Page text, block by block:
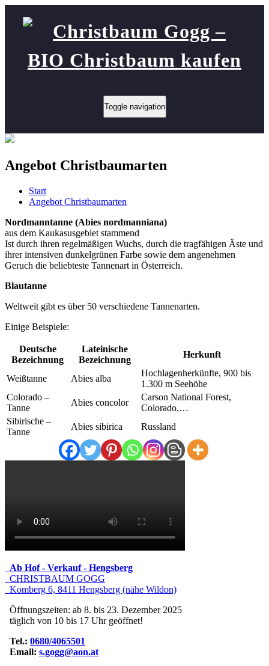
Toggle navigation
Angebot Christbaumarten
Start
Angebot Christbaumarten
Nordmanntanne (Abies nordmanniana)
aus dem Kaukasusgebiet stammend
Ist durch ihren regelmäßigen Wuchs, durch die tragfähigen Äste und
ihrer intensiven dunkelgrünen Farbe sowie dem angenehmen
Geruch die beliebteste Tannenart in Österreich.
Blautanne
Weltweit gibt es über 50 verschiedene Tannenarten.
Einige Beispiele:
Deutsche
Bezeichnung
Lateinische
Bezeichnung
Herkunft
Weißtanne Abies alba
Hochlagenherkünfte, 900 bis
1.300 m Seehöhe
Colorado –
Tanne
Abies concolor
Carson National Forest,
Colorado,…
Sibirische –
Tanne
Abies sibirica Russland
Ab Hof - Verkauf - Hengsberg
CHRISTBAUM GOGG
Komberg 6, 8411 Hengsberg (nähe Wildon)
Öffnungszeiten: ab 8. bis 23. Dezember 2025
täglich von 10 bis 17 Uhr geöffnet!
Tel.: 0680/4065501
Email: s.gogg@aon.at